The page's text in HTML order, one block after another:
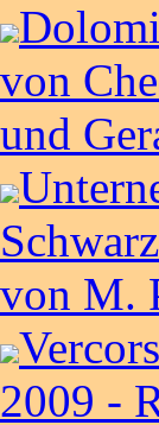
von
und
von M.
2009 -